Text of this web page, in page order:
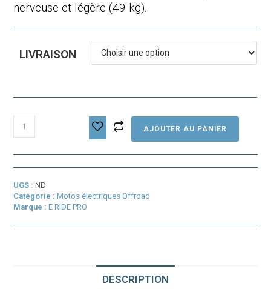
nerveuse et légère (49 kg).
LIVRAISON
RIDE
PRO
60V/30Ah
AJOUTER AU PANIER
UGS :ND
Catégorie :Motos électriques Offroad
Marque :E RIDE PRO
DESCRIPTION